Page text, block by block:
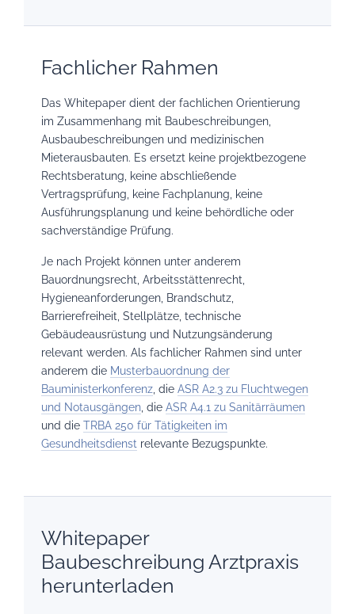
Fachlicher Rahmen
Das Whitepaper dient der fachlichen Orientierung
im Zusammenhang mit Baubeschreibungen,
Ausbaubeschreibungen und medizinischen
Mieterausbauten. Es ersetzt keine projektbezogene
Rechtsberatung, keine abschließende
Vertragsprüfung, keine Fachplanung, keine
Ausführungsplanung und keine behördliche oder
sachverständige Prüfung.
Je nach Projekt können unter anderem
Bauordnungsrecht, Arbeitsstättenrecht,
Hygieneanforderungen, Brandschutz,
Barrierefreiheit, Stellplätze, technische
Gebäudeausrüstung und Nutzungsänderung
relevant werden. Als fachlicher Rahmen sind unter
anderem die Musterbauordnung der
Bauministerkonferenz, die ASR A2.3 zu Fluchtwegen
und Notausgängen, die ASR A4.1 zu Sanitärräumen
und die TRBA 250 für Tätigkeiten im
Gesundheitsdienst relevante Bezugspunkte.
Whitepaper
Baubeschreibung Arztpraxis
herunterladen